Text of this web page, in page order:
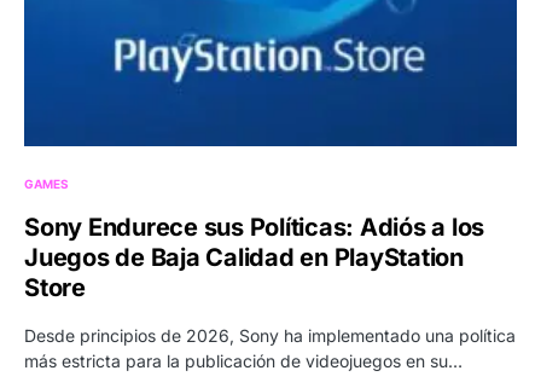
GAMES
Sony Endurece sus Políticas: Adiós a los
Juegos de Baja Calidad en PlayStation
Store
Desde principios de 2026, Sony ha implementado una política
más estricta para la publicación de videojuegos en su…